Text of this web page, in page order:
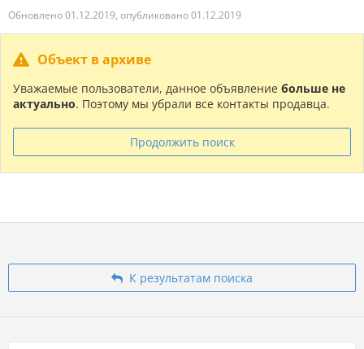
Обновлено 01.12.2019, опубликовано 01.12.2019
Объект в архиве
Уважаемые пользователи, данное объявление больше не
актуально. Поэтому мы убрали все контакты продавца.
Продолжить поиск
К результатам поиска